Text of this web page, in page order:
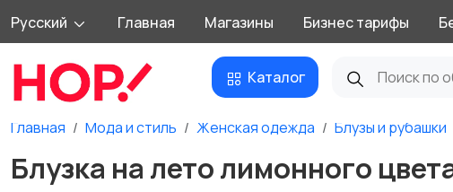
Русский Главная Магазины Бизнес тарифы
Каталог
Главная Мода и стиль Женская одежда Блузы и рубашки
Блузка на лето лимонного